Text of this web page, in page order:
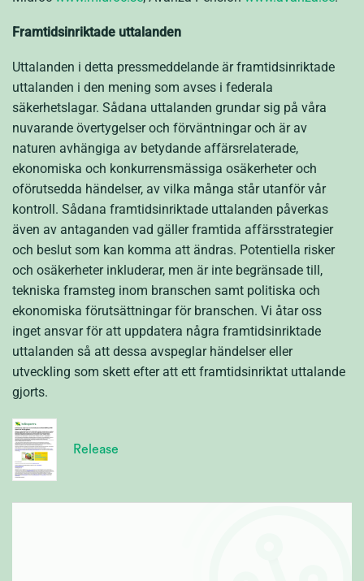
Framtidsinriktade uttalanden
Uttalanden i detta pressmeddelande är framtidsinriktade
uttalanden i den mening som avses i federala
säkerhetslagar. Sådana uttalanden grundar sig på våra
nuvarande övertygelser och förväntningar och är av
naturen avhängiga av betydande affärsrelaterade,
ekonomiska och konkurrensmässiga osäkerheter och
oförutsedda händelser, av vilka många står utanför vår
kontroll. Sådana framtidsinriktade uttalanden påverkas
även av antaganden vad gäller framtida affärsstrategier
och beslut som kan komma att ändras. Potentiella risker
och osäkerheter inkluderar, men är inte begränsade till,
tekniska framsteg inom branschen samt politiska och
ekonomiska förutsättningar för branschen. Vi åtar oss
inget ansvar för att uppdatera några framtidsinriktade
uttalanden så att dessa avspeglar händelser eller
utveckling som skett efter att ett framtidsinriktat uttalande
gjorts.
Release